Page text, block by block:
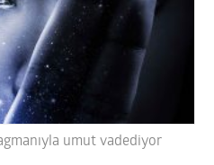
umut vadediyor